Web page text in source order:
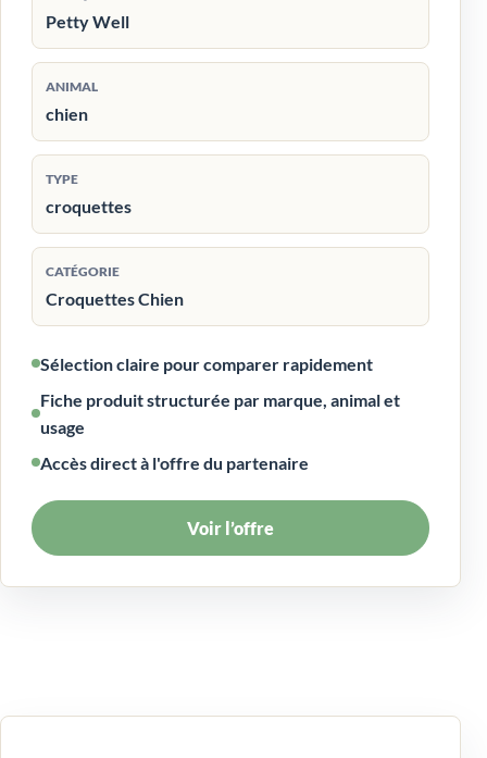
Petty Well
ANIMAL
chien
TYPE
croquettes
CATÉGORIE
Croquettes Chien
Sélection claire pour comparer rapidement
Fiche produit structurée par marque, animal et
usage
Accès direct à l'offre du partenaire
Voir l’offre